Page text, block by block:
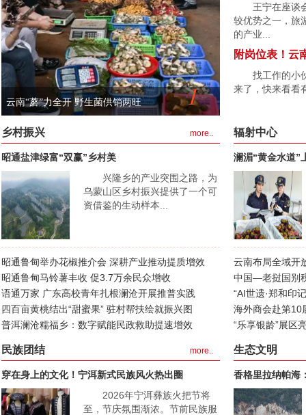
云南“蘑”力全开 野生菌供销两旺 1
乡村振兴 more..
昭通盐津绿富“双赢”乡村美
兴隆乡的产业突围之路，为
乌蒙山区乡村振兴提供了一个可
资借鉴的生动样本...
昭通鲁甸举办花椒推介会 深耕产业推动提质增效
昭通鲁甸马铃薯丰收 促3.7万余民众增收
语通万家 广东高校青年扎根澜沧开展推普实践
四百亩黄桃结出“甜蜜果” 驻村帮扶绘就振兴图
普洱澜沧糯福乡：数字赋能民政救助提速增效
民族团结 more..
穿在身上的文化！宁洱新式民族风火热出圈
2026年宁洱彝族火把节将
至，节庆氛围渐浓。节前民族服
王宁在座谈
较优势之一，旅
的产业...
附岗位表！云
找工作的小
来了，快来看看
辐射中心
澜湄“黄金水道”
云南布局全域开
中国—老挝国别
“AI世遗·郑和印
海外商会赴第10
“乐享银龄”展区
生态文明
香格里拉纳帕海